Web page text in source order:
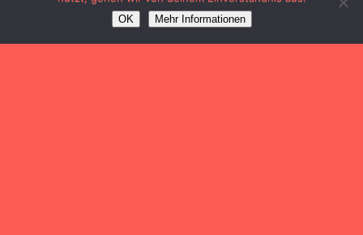
OK Mehr Informationen